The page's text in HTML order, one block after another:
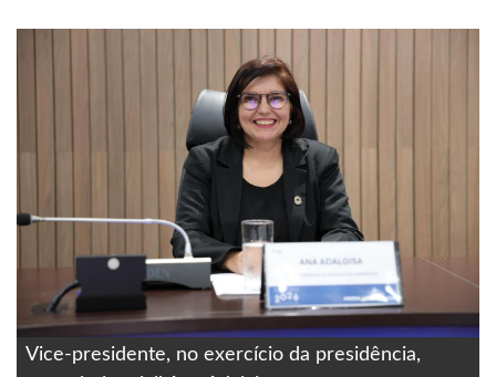
Vice-presidente, no exercício da presidência,